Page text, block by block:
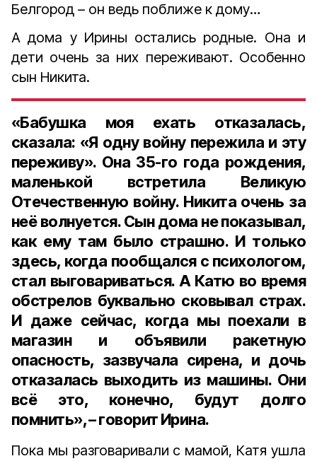
Белгород – он ведь поближе к дому…
А дома у Ирины остались родные. Она и
дети очень за них переживают. Особенно
сын Никита.
«Бабушка моя ехать отказалась,
сказала: «Я одну войну пережила и эту
переживу». Она 35-го года рождения,
маленькой встретила Великую
Отечественную войну. Никита очень за
неё волнуется. Сын дома не показывал,
как ему там было страшно. И только
здесь, когда пообщался с психологом,
стал выговариваться. А Катю во время
обстрелов буквально сковывал страх.
И даже сейчас, когда мы поехали в
магазин и объявили ракетную
опасность, зазвучала сирена, и дочь
отказалась выходить из машины. Они
всё это, конечно, будут долго
помнить», – говорит Ирина.
Пока мы разговаривали с мамой, Катя ушла